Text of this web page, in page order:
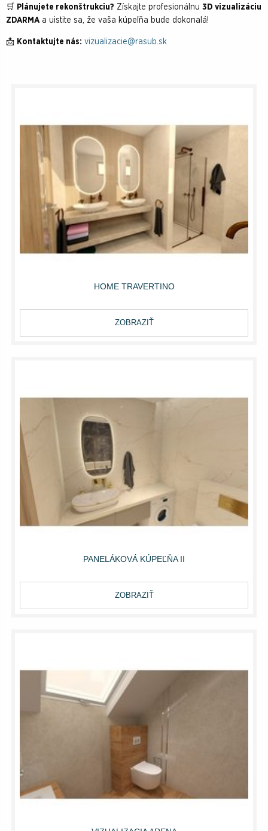
🛒 Plánujete rekonštrukciu? Získajte profesionálnu 3D vizualizáciu
ZDARMA a uistite sa, že vaša kúpeľňa bude dokonalá!
📩 Kontaktujte nás: vizualizacie@rasub.sk
HOME TRAVERTINO
ZOBRAZIŤ
PANELÁKOVÁ KÚPEĽŇA II
ZOBRAZIŤ